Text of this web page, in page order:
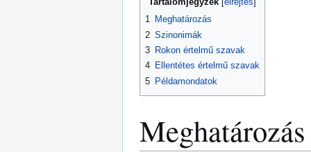
1 Meghatározás
2 Szinonimák
3 Rokon értelmű szavak
4 Ellentétes értelmű szavak
5 Példamondatok
Meghatározás